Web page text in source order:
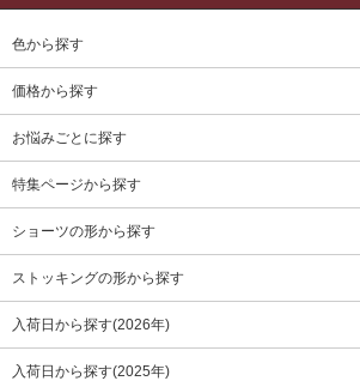
色から探す
価格から探す
お悩みごとに探す
特集ページから探す
ショーツの形から探す
ストッキングの形から探す
入荷日から探す(2026年)
入荷日から探す(2025年)